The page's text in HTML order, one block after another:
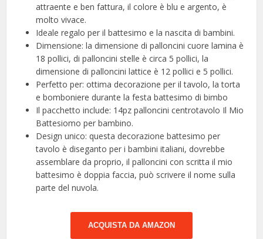
attraente e ben fattura, il colore è blu e argento, è
molto vivace.
Ideale regalo per il battesimo e la nascita di bambini.
Dimensione: la dimensione di palloncini cuore lamina è
18 pollici, di palloncini stelle è circa 5 pollici, la
dimensione di palloncini lattice è 12 pollici e 5 pollici.
Perfetto per: ottima decorazione per il tavolo, la torta
e bomboniere durante la festa battesimo di bimbo
Il pacchetto include: 14pz palloncini centrotavolo Il Mio
Battesiomo per bambino.
Design unico: questa decorazione battesimo per
tavolo è diseganto per i bambini italiani, dovrebbe
assemblare da proprio, il palloncini con scritta il mio
battesimo è doppia faccia, può scrivere il nome sulla
parte del nuvola.
ACQUISTA DA AMAZON